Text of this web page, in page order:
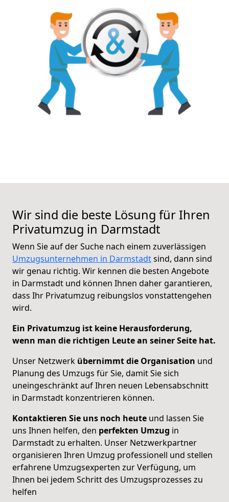
Wir sind die beste Lösung für Ihren
Privatumzug in Darmstadt
Wenn Sie auf der Suche nach einem zuverlässigen
Umzugsunternehmen in Darmstadtsind, dann sind
wir genau richtig. Wir kennen die besten Angebote
in Darmstadt und können Ihnen daher garantieren,
dass Ihr Privatumzug reibungslos vonstattengehen
wird.
Ein Privatumzug ist keine Herausforderung,
wenn man die richtigen Leute an seiner Seite hat.
Unser Netzwerk übernimmtdie Organisation und
Planung des Umzugs für Sie, damit Sie sich
uneingeschränkt auf Ihren neuen Lebensabschnitt
in Darmstadt konzentrieren können.
Kontaktieren Sie uns noch heute und lassen Sie
uns Ihnen helfen, den perfekten Umzug in
Darmstadt zu erhalten. Unser Netzwerkpartner
organisieren Ihren Umzug professionell und stellen
erfahrene Umzugsexperten zur Verfügung, um
Ihnen bei jedem Schritt des Umzugsprozesses zu
helfen